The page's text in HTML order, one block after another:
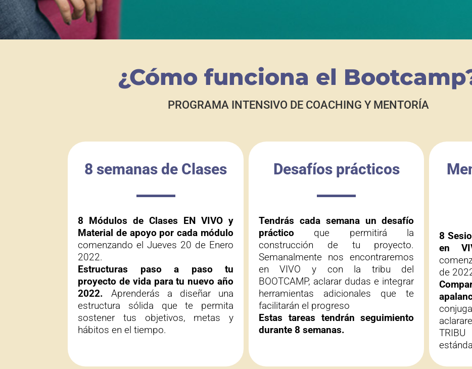
¿Cómo funciona el
PROGRAMA INTENSIVO DE COACHING Y MENTORÍA
8 semanas de Clases
8 Módulos de Clases EN VIVO y
Material de apoyo por cada módulo
comenzando el Jueves 20 de Enero
2022.
Estructuras paso a paso tu
proyecto de vida para tu nuevo año
2022. Aprenderás a diseñar una
estructura sólida que te permita
sostener tus objetivos, metas y
hábitos en el tiempo.
Desafíos prácticos
Tendrás cada semana un desafío
práctico que permitirá la
construcción de tu proyecto.
Semanalmente nos encontraremos
en VIVO y con la tribu del
BOOTCAMP, aclarar dudas e integrar
herramientas adicionales que te
facilitarán el progreso
Estas tareas tendrán seguimiento
durante 8 semanas.
8
en
de